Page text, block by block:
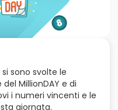
sono svolte le
MillionDAY e di
i numeri vincenti e le
giornata.